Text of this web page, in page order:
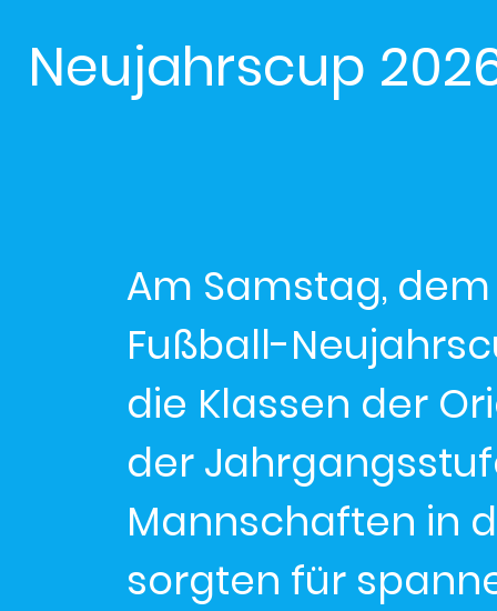
Neujahrscup
Am Samstag, dem
Fußball-
die Klassen der
der
Mannschaften in
sorgten für